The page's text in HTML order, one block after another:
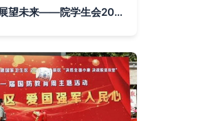
回首过去、立足当下、展望未来——院学生会2014/2015学年度学年工作汇报交流活动组织文化艺术交流活动纪实